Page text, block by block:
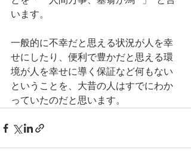
います。
一般的に不幸だと思える状況が人を幸
せにしたり、便利で豊かだと思える環
境が人を幸せに導く保証など何もない
ということを、大昔の人はすでにわか
っていたのだと思います。